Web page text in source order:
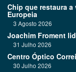
Chip que restaura
Europeia
3 Agosto 2026
Joachim Froment
31 Julho 2026
Centro Óptico
30 Julho 2026